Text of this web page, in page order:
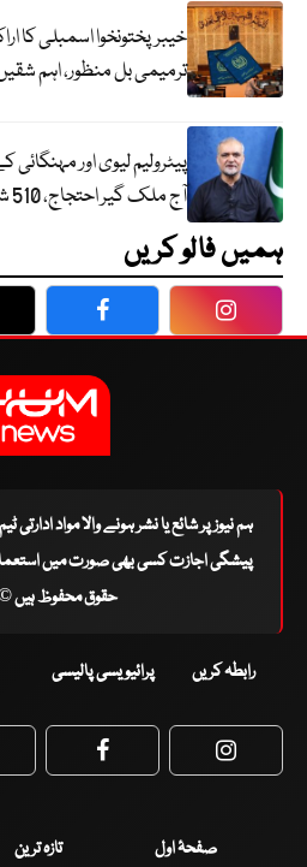
خیبرپختونخوا اسمبلی کا
ترمیمی بل منظور، اہم
پیٹرولیم لیوی اور
آج ملک گیر احتجاج، 510 شاہراہوں پر دھرنوں کا اعلان
ہمیں فالو کریں
Facebook
ہم نیوز پر شائع یا نشر ہونے والا مواد
پیشگی اجازت کسی بھی صورت میں
حقوق محفوظ ہیں ©
رابطہ کریں پرائیویسی پالیسی
Facebook
صفحۂ اول تازہ ترین